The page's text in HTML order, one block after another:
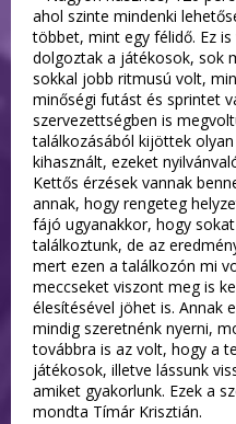
ahol szinte mindenki
többet, mint egy félidő. Ez
dolgoztak a játékosok, sok
sokkal jobb ritmusú volt,
minőségi futást és sprintet
szervezettségben is
találkozásából kijöttek
kihasznált, ezeket
Kettős érzések vannak
annak, hogy rengeteg
fájó ugyanakkor, hogy
találkoztunk, de az
mert ezen a találkozón mi
meccseket viszont meg is
élesítésével jöhet is. Annak
mindig szeretnénk nyerni,
továbbra is az volt, hogy a
játékosok, illetve lássunk
amiket gyakorlunk. Ezek a
mondta Tímár Krisztián.